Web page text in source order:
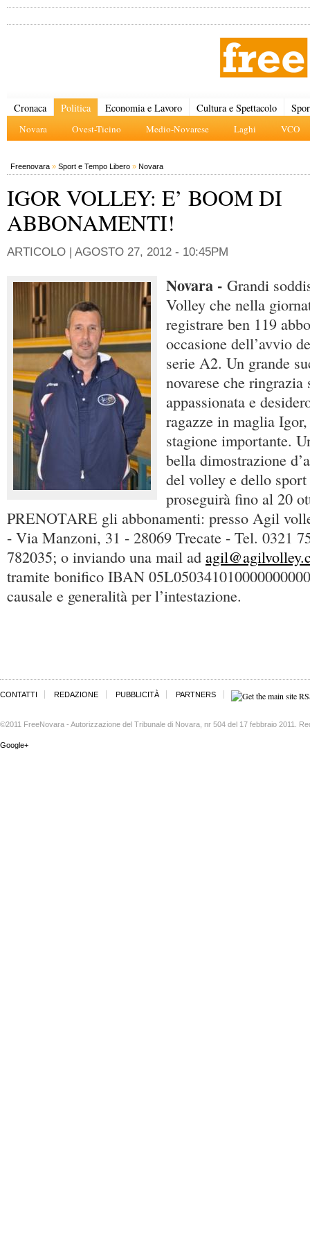
Cronaca Politica
Novara Ovest-Ticino Medio-Novarese Laghi VCO
Economia e Lavoro Cultura e Spettacolo
Freenovara » Sport e Tempo Libero » Novara
IGOR VOLLEY: E’ BOOM DI
ABBONAMENTI!
ARTICOLO | AGOSTO 27, 2012 - 10:45PM
Novara - Grandi
Volley che nella
registrare ben 119
occasione dell’avvio
serie A2. Un grande
novarese che
appassionata e
ragazze in maglia
stagione importante.
bella dimostrazione
del volley e dello
proseguirà fino al 20
PRENOTARE gli abbonamenti: presso Agil
- Via Manzoni, 31 - 28069 Trecate - Tel. 0321
782035; o inviando una mail ad
tramite bonifico IBAN
causale e generalità per l’intestazione.
CONTATTI REDAZIONE PUBBLICITÀ PARTNERS
©2011 FreeNovara - Autorizzazione del Tribunale di Novara, nr 504 del 17 febbraio 2011.
Google+